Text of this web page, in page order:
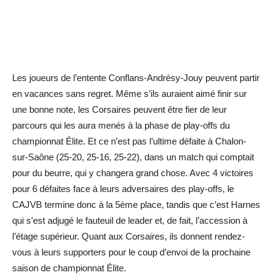
Les joueurs de l’entente Conflans-Andrésy-Jouy peuvent partir
en vacances sans regret. Même s’ils auraient aimé finir sur
une bonne note, les Corsaires peuvent être fier de leur
parcours qui les aura menés à la phase de play-offs du
championnat Élite. Et ce n’est pas l’ultime défaite à Chalon-
sur-Saône (25-20, 25-16, 25-22), dans un match qui comptait
pour du beurre, qui y changera grand chose. Avec 4 victoires
pour 6 défaites face à leurs adversaires des play-offs, le
CAJVB termine donc à la 5ème place, tandis que c’est Harnes
qui s’est adjugé le fauteuil de leader et, de fait, l’accession à
l’étage supérieur. Quant aux Corsaires, ils donnent rendez-
vous à leurs supporters pour le coup d’envoi de la prochaine
saison de championnat Élite.